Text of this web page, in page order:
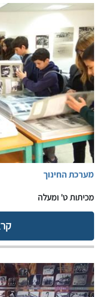
מערכת החינוך
​​מכיתות ט' ומעלה